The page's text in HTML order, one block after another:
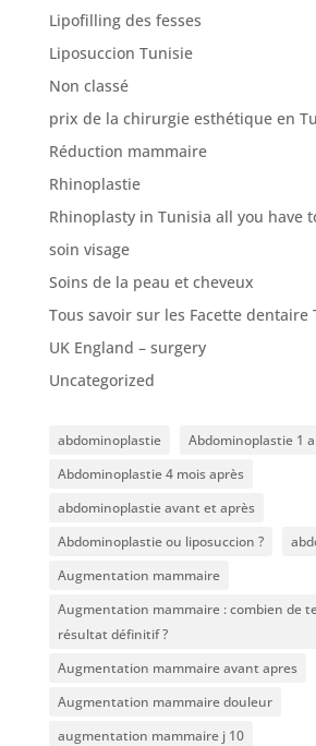
Nos
articles
Avant
/
Après
Devis
Gratuit
Lipofilling des fesses
Liposuccion Tunisie
Non classé
prix de la chirurgie esthétique en
Réduction mammaire
Rhinoplastie
Rhinoplasty in Tunisia all you have
soin visage
Soins de la peau et cheveux
Tous savoir sur les Facette dentaire
UK England – surgery
Uncategorized
abdominoplastie
Abdominoplastie 1
Abdominoplastie 4 mois après
abdominoplastie avant et après
Abdominoplastie ou liposuccion ?
Augmentation mammaire
Augmentation mammaire : combien de
résultat définitif ?
Augmentation mammaire avant apres
Augmentation mammaire douleur
augmentation mammaire j 10